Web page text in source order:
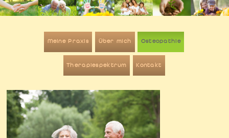
Zum
Inhalt
springen
Meine Praxis Über mich Osteopathie
Therapiespektrum Kontakt